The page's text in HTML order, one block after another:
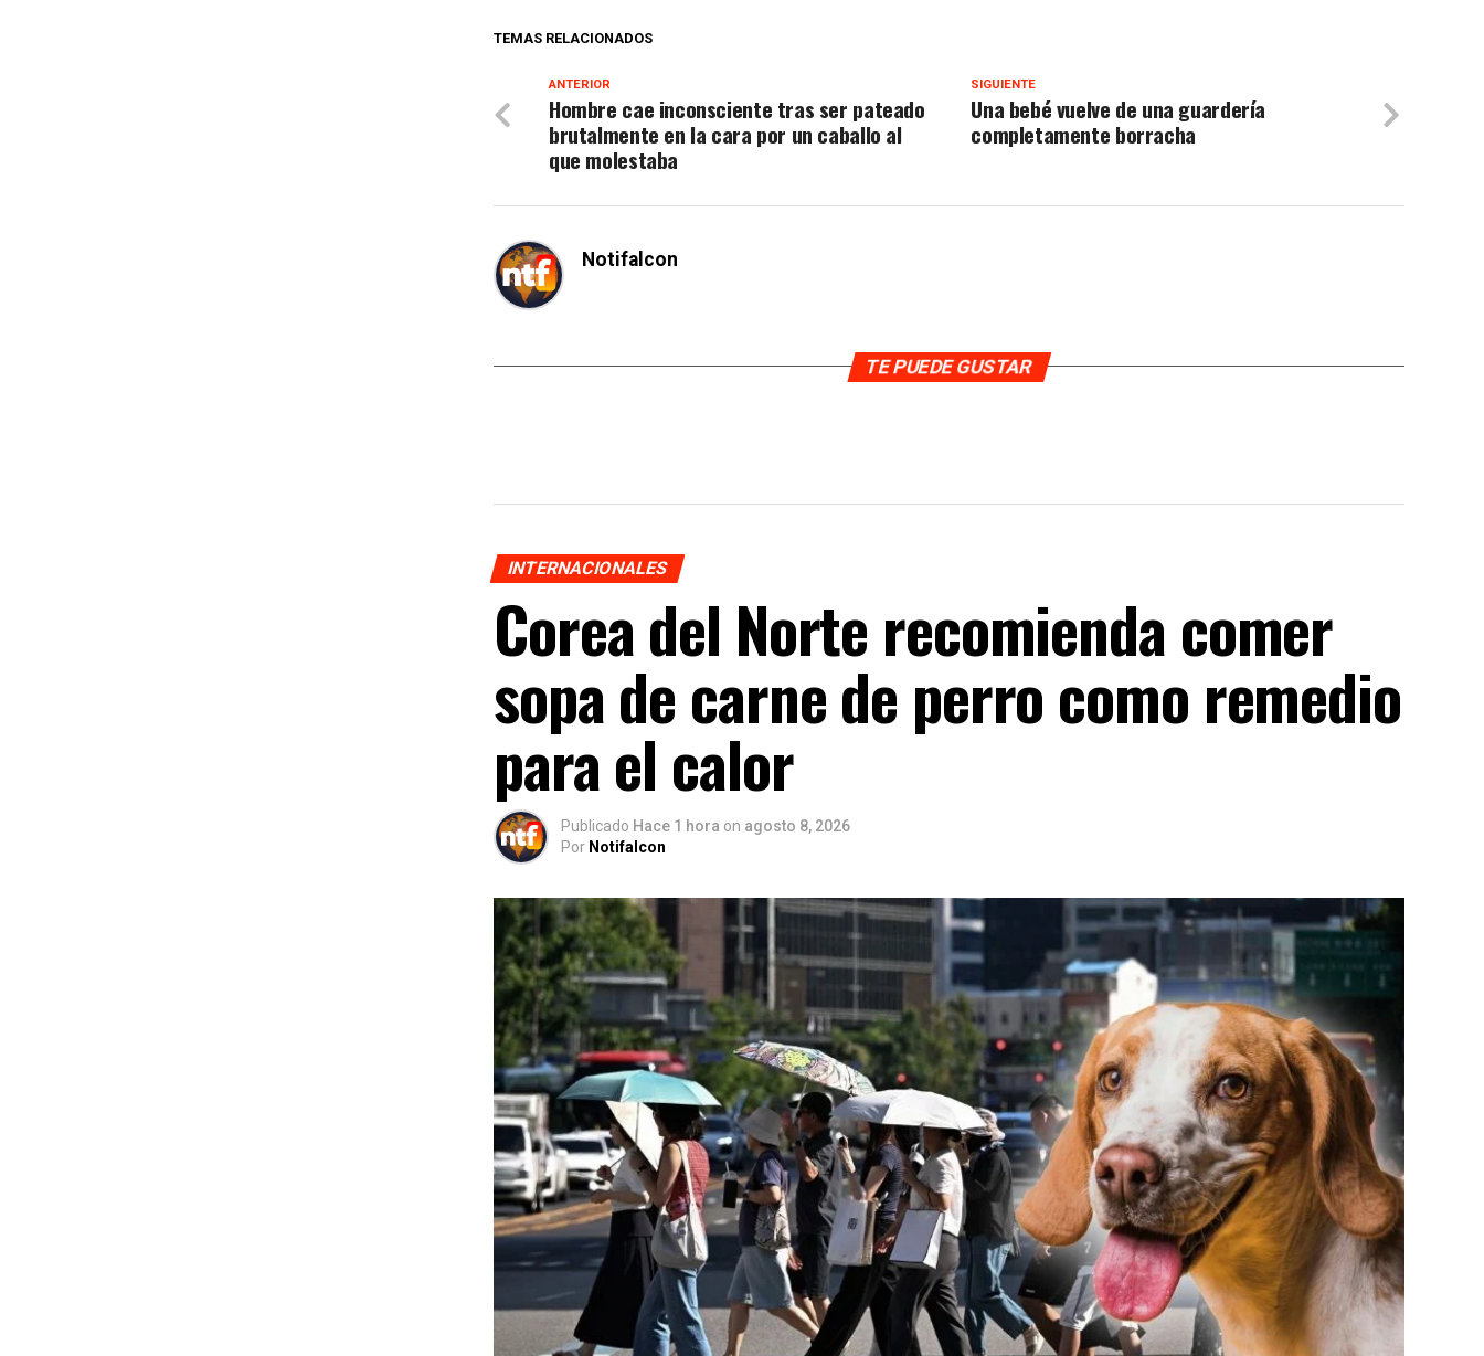
TEMAS RELACIONADOS
SIGUIENTE
Una bebé vuelve de una guardería
completamente borracha
ANTERIOR
Hombre cae inconsciente tras ser pateado
brutalmente en la cara por un caballo al
que molestaba
Notifalcon
TE PUEDE GUSTAR
INTERNACIONALES
Corea del Norte recomienda comer
sopa de carne de perro como remedio
para el calor
Publicado Hace 1 hora on agosto 8, 2026
Por Notifalcon